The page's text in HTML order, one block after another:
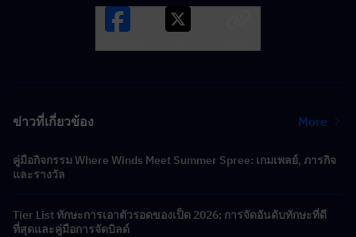
ข่าวที่เกี่ยวข้อง More
คู่มือกิจกรรม Where Winds Meet Summer Spree: เกมเพลย์, ภารกิจ
และรางวัล
Tier List ทักษะการเอาตัวรอดของเป็ด 2026: การจัดอันดับทักษะที่ดี
ที่สุดและคู่มือการจัดบิลด์